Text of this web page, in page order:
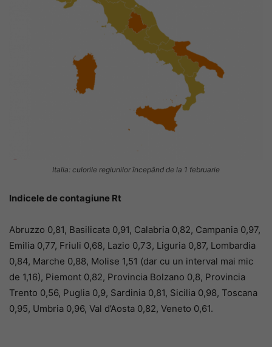
Italia: culorile regiunilor începând de la 1 februarie
Indicele de contagiune Rt
Abruzzo 0,81, Basilicata 0,91, Calabria 0,82, Campania 0,97,
Emilia 0,77, Friuli 0,68, Lazio 0,73, Liguria 0,87, Lombardia
0,84, Marche 0,88, Molise 1,51 (dar cu un interval mai mic
de 1,16), Piemont 0,82, Provincia Bolzano 0,8, Provincia
Trento 0,56, Puglia 0,9, Sardinia 0,81, Sicilia 0,98, Toscana
0,95, Umbria 0,96, Val d’Aosta 0,82, Veneto 0,61.